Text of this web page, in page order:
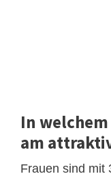
In
am
Frauen sind mit